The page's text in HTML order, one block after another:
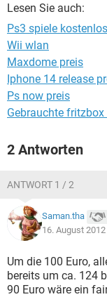
Lesen Sie auch:
Ps3 spiele
Wii wlan
Maxdome preis
Iphone 14 release
Ps now preis
Gebrauchte
2 Antworten
ANTWORT 1 / 2
Saman.tha
16. August
Um die 100 Euro,
bereits um ca. 124
90 Euro wäre ein